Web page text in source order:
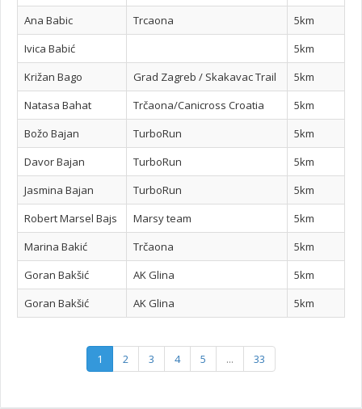
Ana Babic
Trcaona
5km
Ivica Babić
5km
Križan Bago
Grad Zagreb / Skakavac Trail
5km
Natasa Bahat
Trčaona/Canicross Croatia
5km
Božo Bajan
TurboRun
5km
Davor Bajan
TurboRun
5km
Jasmina Bajan
TurboRun
5km
Robert Marsel Bajs
Marsy team
5km
Marina Bakić
Trčaona
5km
Goran Bakšić
AK Glina
5km
Goran Bakšić
AK Glina 5km
1 2 3 4 5 ... 33